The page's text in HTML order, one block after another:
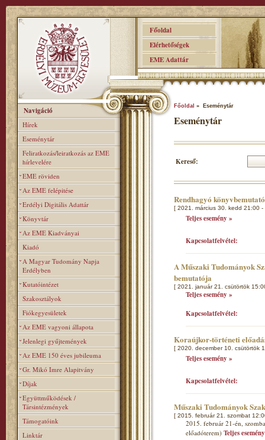
Főoldal
Elérhetőségek
EME Adattár
Navigáció
Hírek
Eseménytár
Feliratkozás/leiratkozás az EME
hírlevelére
EME röviden
Az EME felépitése
Erdélyi Digitális Adattár
Könyvtár
Az EME Kiadványai
Kiadó
A Magyar Tudomány Napja
Erdélyben
Kutatóintézet
Szakosztályok
Fiókegyesületek
Az EME vagyoni állapota
Jelenlegi gyűjtemények
Az EME 150 éves jubileuma
Gr. Mikó Imre Alapitvány
Díjak
Együttműködések /
Társintézmények
Támogatóink
Linktár
Főoldal » Eseménytár
Eseménytár
Kereső:
Rendhagyó
[ 2021. március 30. kedd 21:00
Teljes esemény »
Kapcsolatfelvétel:
A Műszaki Tudományok
bemutatója
[ 2021. január 21. csütörtök
Teljes esemény »
Kapcsolatfelvétel:
Koraújkor-történeti
[ 2020. december 10. csütörtök
Teljes esemény »
Kapcsolatfelvétel:
Műszaki Tudományok
[ 2015. február 21. szombat
2015. február 21-én,
előadóterem) Teljes